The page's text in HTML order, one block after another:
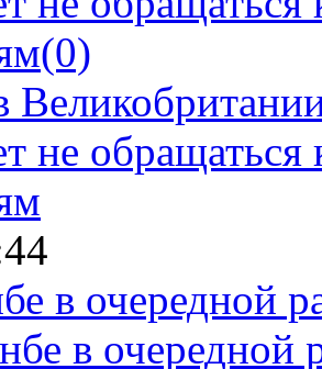
(0)
в очередной